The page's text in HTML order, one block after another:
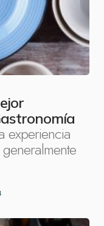
experiencia